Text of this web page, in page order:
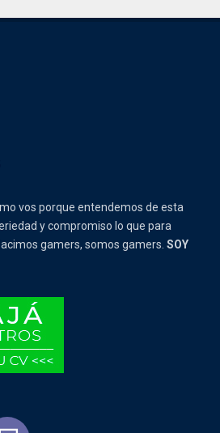
vos porque entendemos de esta
y compromiso lo que para
gamers, somos gamers. SOY